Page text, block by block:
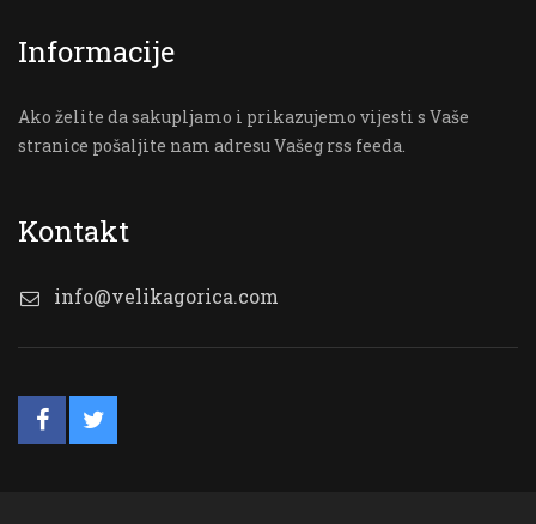
Informacije
Ako želite da sakupljamo i prikazujemo vijesti s Vaše
stranice pošaljite nam adresu Vašeg rss feeda.
Kontakt
info@velikagorica.com